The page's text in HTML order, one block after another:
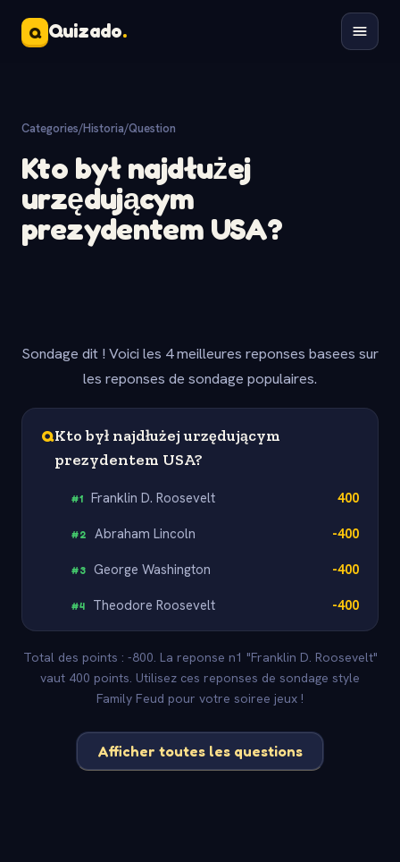
Q Quizado.
Categories/Historia/Question
Kto był najdłużej
urzędującym
prezydentem USA?
Sondage dit ! Voici les 4 meilleures reponses basees sur
les reponses de sondage populaires.
QKto był najdłużej urzędującym
prezydentem USA?
#1 Franklin D. Roosevelt 400
#2 Abraham Lincoln -400
#3 George Washington -400
#4 Theodore Roosevelt -400
Total des points : -800. La reponse n1 "Franklin D. Roosevelt"
vaut 400 points. Utilisez ces reponses de sondage style
Family Feud pour votre soiree jeux !
Afficher toutes les questions